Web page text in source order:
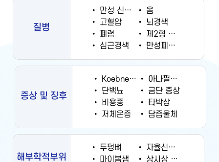
질병
• 만성 신부전증 •
옴
•
고혈압 •
뇌경색
•
폐렴 •
제2형 당뇨병
•
심근경색 • 만성폐쇄성폐질환
증상 및 징후
• Koebner 현상 •
아나필락시스
•
단백뇨 •
금단 증상
•
비용종 •
타박상
•
저체온증 • 담즙울체
해부학적부위
• 두덩뼈 •
자율신경계
•
마이봄샘 •
상시상 정맥동